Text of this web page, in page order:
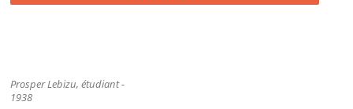
Prosper Lebizu, étudiant -
1938